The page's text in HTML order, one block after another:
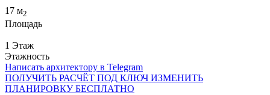
17 м2
Площадь
1 Этаж
Этажность
Написать архитектору в Telegram
ПОЛУЧИТЬ РАСЧЁТ ПОД КЛЮЧ ИЗМЕНИТЬ
ПЛАНИРОВКУ БЕСПЛАТНО